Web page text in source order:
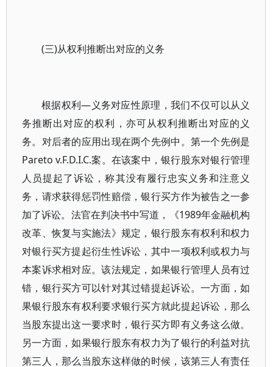
(三)从权利推断出对应的义务
根据权利—义务对应性原理，我们不仅可以从义
务推断出对应的权利，亦可从权利推断出对应的义
务。对后者的应用出现在两个先例中。第一个先例是
Pareto v.F.D.I.C.案。在该案中，银行股东对银行管理
人员提起了诉讼，称其没有履行忠实义务和注意义
务，请求获得惩罚性赔偿，银行买方作为被告之一参
加了诉讼。法官在判决书中写道，《1989年金融机构
改革、恢复与实施法》规定，银行股东有权利和权力
对银行买方提起衍生性诉讼，其中一项权利或权力与
本案诉求相对应。该法规定，如果银行管理人员有过
错，银行买方可以针对其过错提起诉讼。一方面，如
果银行股东有权利要求银行买方就此提起诉讼，那么
当股东提出这一要求时，银行买方即有义务这么做。
另一方面，如果银行股东有权力为了银行的利益对抗
第三人，那么当股东这样做的时候，该第三人有责任